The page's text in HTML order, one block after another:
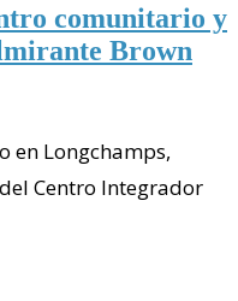
comunitario y
Brown
en Longchamps,
Centro Integrador